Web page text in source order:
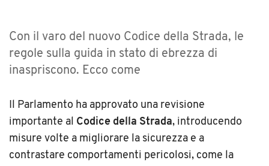
Con il varo del nuovo Codice della Strada, le
regole sulla guida in stato di ebrezza di
inaspriscono. Ecco come
Il Parlamento ha approvato una revisione
importante al Codice della Strada, introducendo
misure volte a migliorare la sicurezza e a
contrastare comportamenti pericolosi, come la